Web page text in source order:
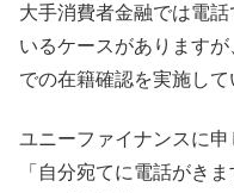
大手消費者金融では電
いるケースがあります
での在籍確認を実施して
ユニーファイナンスに
「自分宛てに電話がき